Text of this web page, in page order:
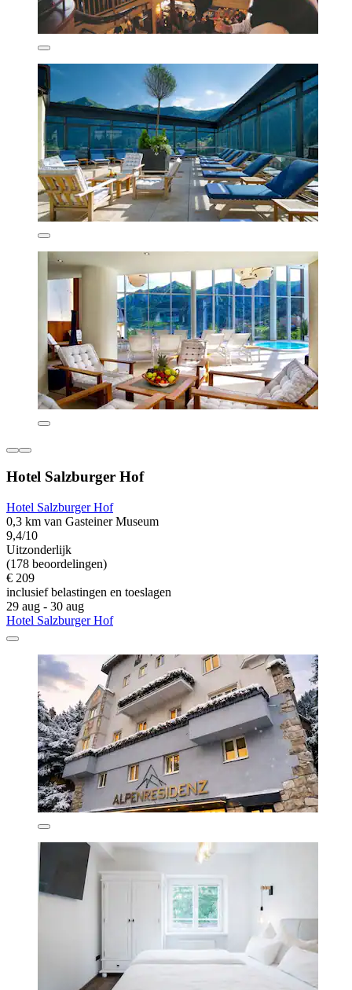
Hotel Salzburger Hof
Hotel Salzburger Hof
0,3 km van Gasteiner Museum
9,4/10
Uitzonderlijk
(178 beoordelingen)
€ 209
inclusief belastingen en toeslagen
29 aug - 30 aug
Hotel Salzburger Hof